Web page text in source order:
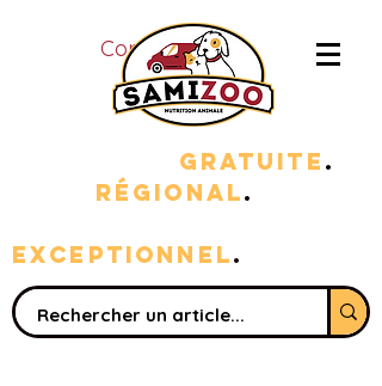
Connexion
GRATUITE .
RÉGIONAL.
EXCEPTIONNEL.